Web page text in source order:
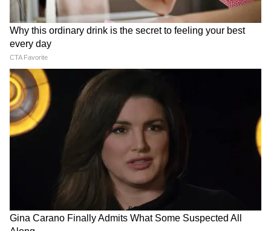
हरी झंडी, यूपी-उत्तराखंड में हुआ
करार
पर क्यों किया जा रहा है हवाई सर्वे?
Weather Update 8 August
2026: दिल्ली-NCR से राजस्थान
तक बारिश-तूफान का असर, जानें
अहमद के परिवार में अब कौन-कौन?
जानें बीवी शाइस्ता परवीन समेत पांचों
बेटों का हाल
Modi in IIT Delhi: '1 लाख करोड़..अंग्रेजी में
बोलूं', देश के युवाओं को Modi ने दिया बहुत बड़ा
टास्क